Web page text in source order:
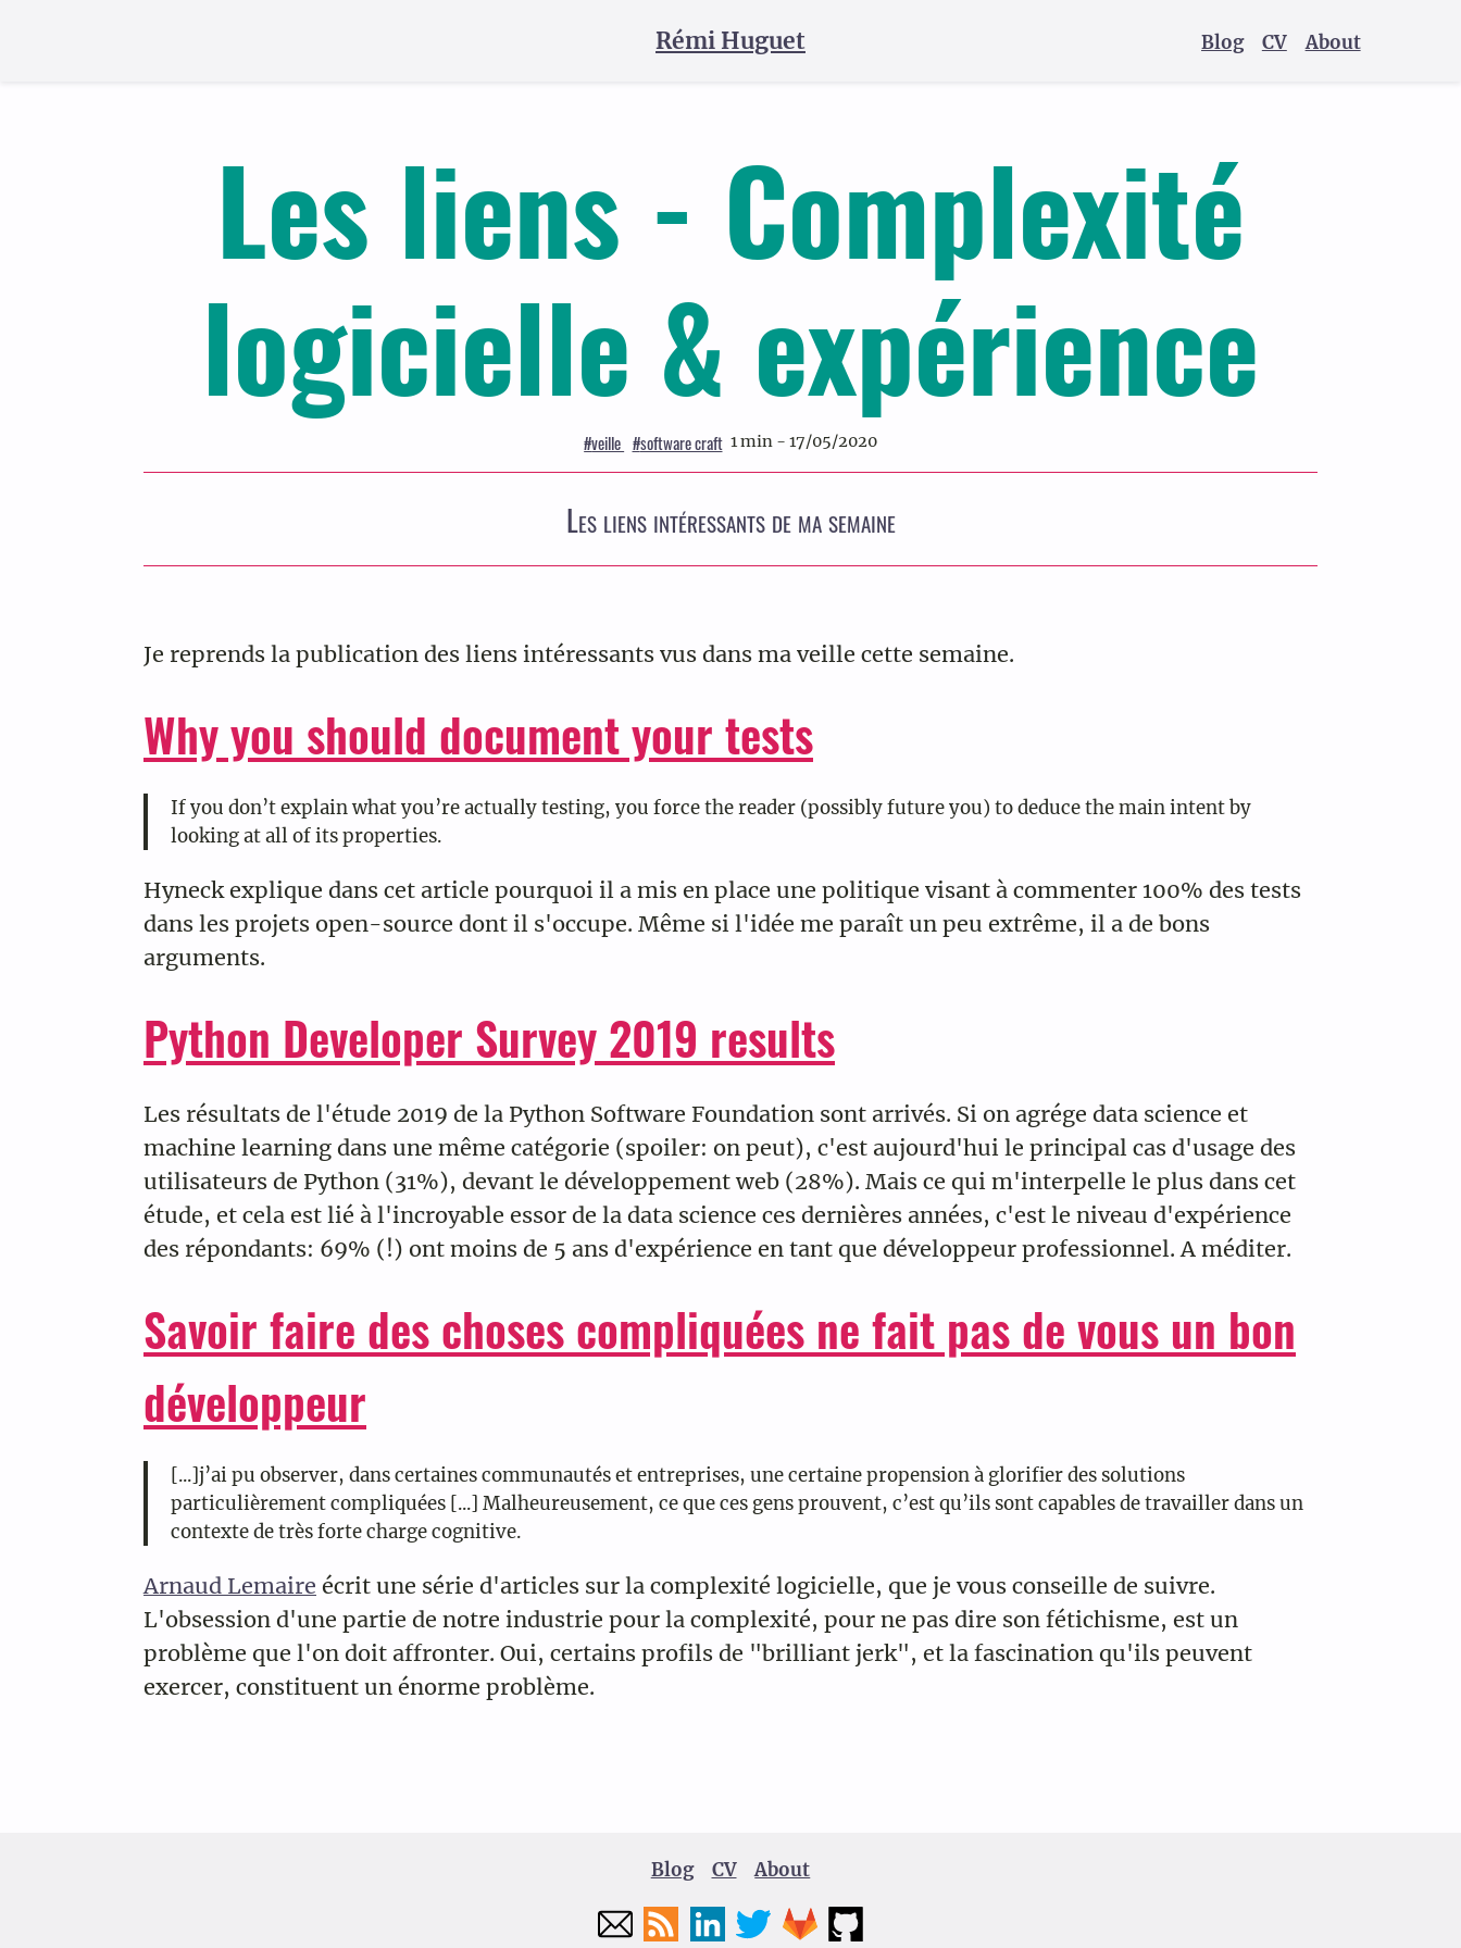
Rémi Huguet Blog CV About
Les liens - Complexité
logicielle & expérience
#veille #software craft 1 min - 17/05/2020
Les liens intéressants de ma semaine
Je reprends la publication des liens intéressants vus dans ma veille cette semaine.
Why you should document your tests
If you don’t explain what you’re actually testing, you force the reader (possibly future you) to deduce the main intent by
looking at all of its properties.
Hyneck explique dans cet article pourquoi il a mis en place une politique visant à commenter 100% des tests
dans les projets open-source dont il s'occupe. Même si l'idée me paraît un peu extrême, il a de bons
arguments.
Python Developer Survey 2019 results
Les résultats de l'étude 2019 de la Python Software Foundation sont arrivés. Si on agrége data science et
machine learning dans une même catégorie (spoiler: on peut), c'est aujourd'hui le principal cas d'usage des
utilisateurs de Python (31%), devant le développement web (28%). Mais ce qui m'interpelle le plus dans cet
étude, et cela est lié à l'incroyable essor de la data science ces dernières années, c'est le niveau d'expérience
des répondants: 69% (!) ont moins de 5 ans d'expérience en tant que développeur professionnel. A méditer.
Savoir faire des choses compliquées ne fait pas de vous un bon
développeur
[...]j’ai pu observer, dans certaines communautés et entreprises, une certaine propension à glorifier des solutions
particulièrement compliquées [...] Malheureusement, ce que ces gens prouvent, c’est qu’ils sont capables de travailler dans un
contexte de très forte charge cognitive.
Arnaud Lemaire écrit une série d'articles sur la complexité logicielle, que je vous conseille de suivre.
L'obsession d'une partie de notre industrie pour la complexité, pour ne pas dire son fétichisme, est un
problème que l'on doit affronter. Oui, certains profils de "brilliant jerk", et la fascination qu'ils peuvent
exercer, constituent un énorme problème.
Blog CV About